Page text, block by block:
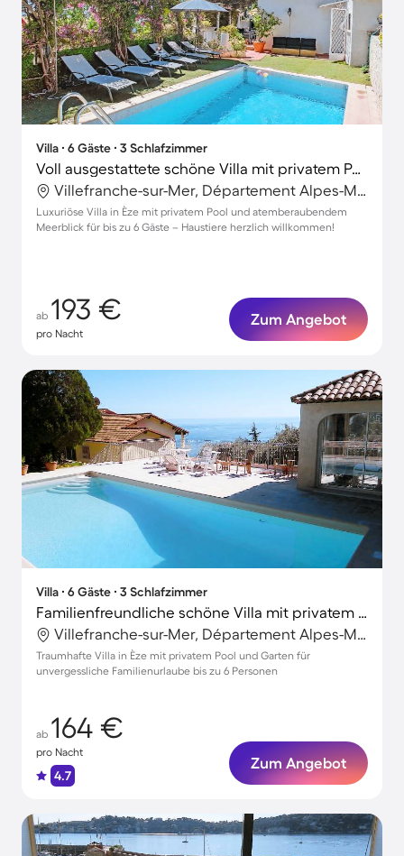
Villa ∙ 6 Gäste ∙ 3 Schlafzimmer
Voll ausgestattete schöne Villa mit privatem Pool und Terrasse | Meerblick | Nah am Strand | Hunde erlaubt
Villefranche-sur-Mer, Département Alpes-Maritimes, Frankreich
Luxuriöse Villa in Èze mit privatem Pool und atemberaubendem
Meerblick für bis zu 6 Gäste – Haustiere herzlich willkommen!
ab 193 €
pro Nacht
Zum Angebot
Villa ∙ 6 Gäste ∙ 3 Schlafzimmer
Familienfreundliche schöne Villa mit privatem Pool, Terrasse und Grill
Villefranche-sur-Mer, Département Alpes-Maritimes, Frankreich
Traumhafte Villa in Èze mit privatem Pool und Garten für
unvergessliche Familienurlaube bis zu 6 Personen
ab 164 €
pro Nacht
4.7
Zum Angebot